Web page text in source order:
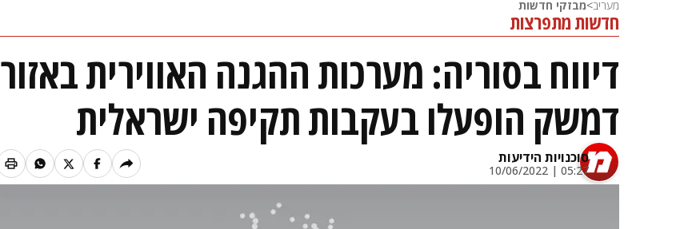
מעריב>מבזקי חדשות
חדשות מתפרצות
דיווח בסוריה: מערכות ההגנה האווירית באזור
דמשק הופעלו בעקבות תקיפה ישראלית
סוכנויות הידיעות
05:27 | 10/06/2022